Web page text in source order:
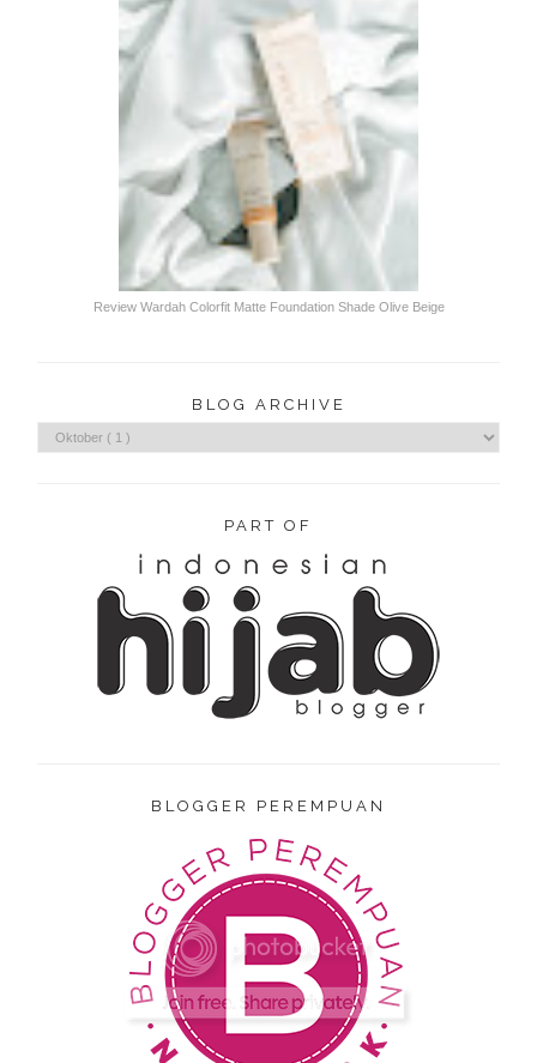
Review Wardah Colorfit Matte Foundation Shade Olive Beige
BLOG ARCHIVE
PART OF
BLOGGER PEREMPUAN